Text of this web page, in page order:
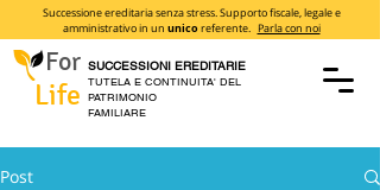
For
Life
SUCCESSIONI EREDITARIE
TUTELA E CONTINUITA' DEL
PATRIMONIO
FAMILIARE
Successione ereditaria senza stress. Supporto fiscale, legale e
amministrativo in un unicoreferente. Parla con noi
Post